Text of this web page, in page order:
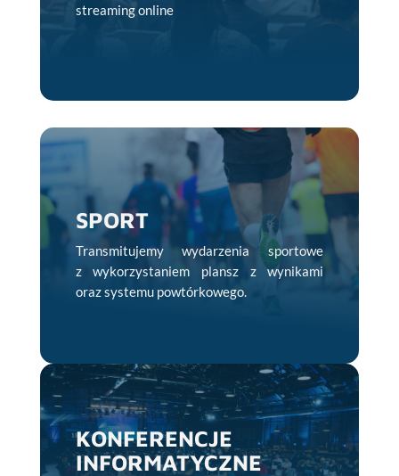
streaming online
SPORT
Transmitujemy wydarzenia sportowe
z wykorzystaniem plansz z wynikami
oraz systemu powtórkowego.
KONFERENCJE
INFORMATYCZNE